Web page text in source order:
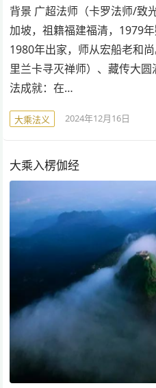
背景 广超法师（卡罗法师/致
加坡，祖籍福建福清，1979
1980年出家，师从宏船老和
里兰卡寻灭禅师）、藏传大
法成就：在…
大乘法义 2024年12月16日
大乘入楞伽经